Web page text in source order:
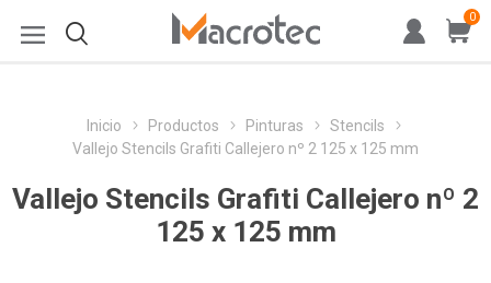
0
Inicio Productos Pinturas
Stencils
Vallejo Stencils Grafiti Callejero nº 2 125 x 125 mm
Vallejo Stencils Grafiti Callejero nº 2
125 x 125 mm